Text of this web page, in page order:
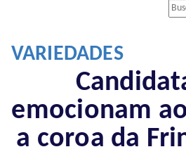
VARIEDADES
emocionam
a coroa da